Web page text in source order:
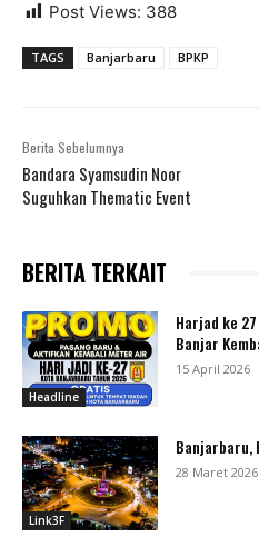
Post Views: 388
TAGS Banjarbaru BPKP
Berita Sebelumnya
Bandara Syamsudin Noor
Suguhkan Thematic Event
BERITA TERKAIT
Headline
Harjad ke
Banjar
15 April 2026
Link3F
Banjarbaru,
28 Maret 2026